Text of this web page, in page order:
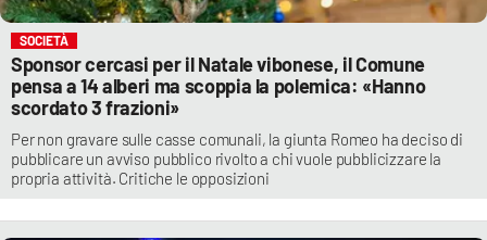
SOCIETÀ
Sponsor cercasi per il Natale vibonese, il Comune
pensa a 14 alberi ma scoppia la polemica: «Hanno
scordato 3 frazioni»
Per non gravare sulle casse comunali, la giunta Romeo ha deciso di
pubblicare un avviso pubblico rivolto a chi vuole pubblicizzare la
propria attività. Critiche le opposizioni